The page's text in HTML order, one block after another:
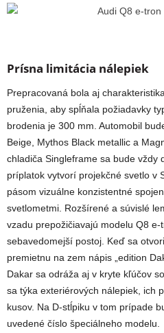
Prísna limitácia nálepiek
Prepracovaná bola aj
pruženia, aby spĺňala požiadavky
brodenia je 300 mm. Automobil
Beige, Mythos Black metallic a
chladiča Singleframe sa bude vždy
príplatok vytvorí projekčné svetlo v
pásom vizuálne konzistentné
svetlometmi. Rozšírené a súvislé
vzadu prepožičiavajú modelu Q8 e-
sebavedomejší postoj. Keď sa
premietnu na zem nápis „edition
Dakar sa odráža aj v kryte kľúčov
sa týka exteriérových nálepiek, ich
kusov. Na D-stĺpiku v tom prípade
uvedené číslo špeciálneho modelu.